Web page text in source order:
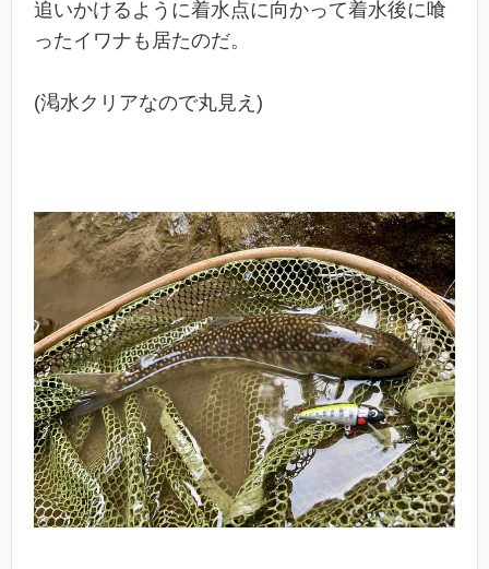
追いかけるように着水点に向かって着水後に喰
ったイワナも居たのだ。
(渇水クリアなので丸見え)